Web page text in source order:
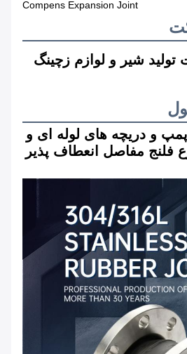
Compens Expansion Joint
شیر و لوازم زچینگ